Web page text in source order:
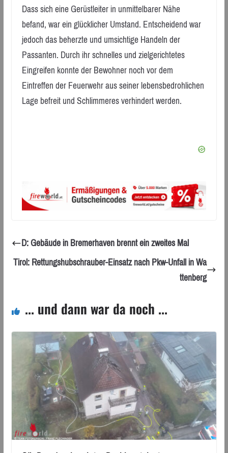
Dass sich eine Gerüstleiter in unmittelbarer Nähe
befand, war ein glücklicher Umstand. Entscheidend war
jedoch das beherzte und umsichtige Handeln der
Passanten. Durch ihr schnelles und zielgerichtetes
Eingreifen konnte der Bewohner noch vor dem
Eintreffen der Feuerwehr aus seiner lebensbedrohlichen
Lage befreit und Schlimmeres verhindert werden.
D: Gebäude in Bremerhaven brennt ein zweites Mal
Tirol: Rettungshubschrauber-Einsatz nach Pkw-Unfall in Wa
ttenberg
... und dann war da noch ...